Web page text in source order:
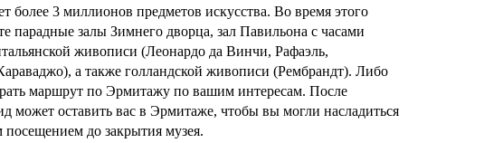
более 3 миллионов предметов искусства. Во время этого
парадные залы Зимнего дворца, зал Павильона с часами
живописи (Леонардо да Винчи, Рафаэль,
а также голландской живописи (Рембрандт). Либо
маршрут по Эрмитажу по вашим интересам. После
может оставить вас в Эрмитаже, чтобы вы могли насладиться
посещением до закрытия музея.